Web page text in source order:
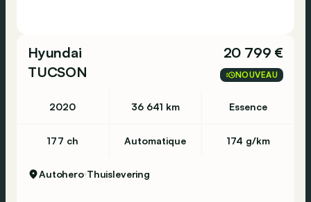
Hyundai
TUCSON
20 799 €
NOUVEAU
2020 36 641 km Essence
177 ch Automatique 174 g/km
Autohero Thuislevering